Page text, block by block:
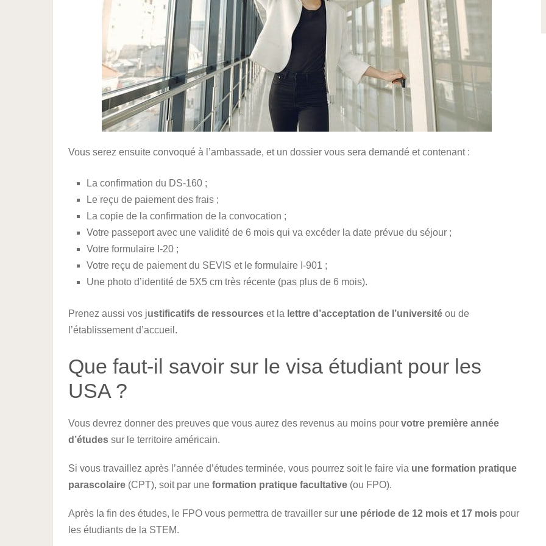
Vous serez ensuite convoqué à l’ambassade, et un dossier vous sera demandé et contenant :
La confirmation du DS-160 ;
Le reçu de paiement des frais ;
La copie de la confirmation de la convocation ;
Votre passeport avec une validité de 6 mois qui va excéder la date prévue du séjour ;
Votre formulaire I-20 ;
Votre reçu de paiement du SEVIS et le formulaire I-901 ;
Une photo d’identité de 5X5 cm très récente (pas plus de 6 mois).
Prenez aussi vos justificatifs de ressources et la lettre d’acceptation de l’université ou de
l’établissement d’accueil.
Que faut-il savoir sur le visa étudiant pour les
USA ?
Vous devrez donner des preuves que vous aurez des revenus au moins pour votre première année
d’études sur le territoire américain.
Si vous travaillez après l’année d’études terminée, vous pourrez soit le faire via une formation pratique
parascolaire (CPT), soit par une formation pratique facultative (ou FPO).
Après la fin des études, le FPO vous permettra de travailler sur une période de 12 mois et 17 mois pour
les étudiants de la STEM.